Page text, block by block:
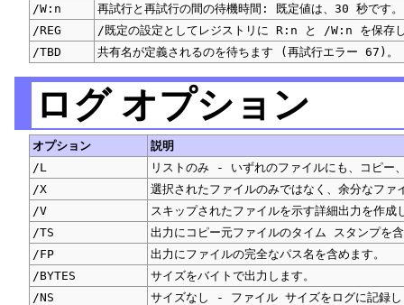
/W:n
再試行と再試行の間の待機時間: 既定値は、30 秒です。
/REG
/既定の設定としてレジストリに R:n と /W:n を保存
/TBD
共有名が定義されるのを待ちます (再試行エラー 67)。
ログ オプション
オプション
説明
/L
リストのみ - いずれのファイルにも、コピー
/X
選択されたファイルのみではなく、余分なファ
/V
スキップされたファイルを示す詳細出力を作成
/TS
出力にコピー元ファイルのタイム スタンプを
/FP
出力にファイルの完全なパス名を含めます。
/BYTES
サイズをバイトで出力します。
/NS
サイズなし - ファイル サイズをログに記録し